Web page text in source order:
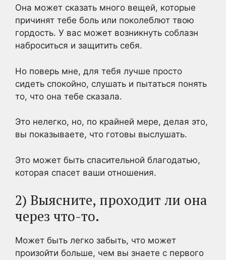
Она может сказать много вещей, которые
причинят тебе боль или поколеблют твою
гордость. У вас может возникнуть соблазн
наброситься и защитить себя.
Но поверь мне, для тебя лучше просто
сидеть спокойно, слушать и пытаться понять
то, что она тебе сказала.
Это нелегко, но, по крайней мере, делая это,
вы показываете, что готовы выслушать.
Это может быть спасительной благодатью,
которая спасет ваши отношения.
2) Выясните, проходит ли она
через что-то.
Может быть легко забыть, что может
произойти больше, чем вы знаете с первого